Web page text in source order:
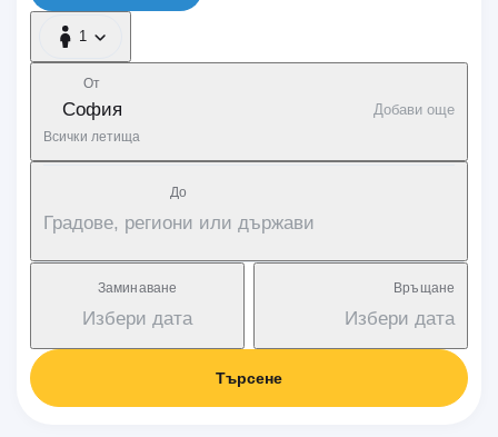
1
1 Пътник
От
София
Всички летища
Добави още
Дo
Градове, региони или държави
Заминаване
Избери дата
Връщане
Избери дата
Търсене